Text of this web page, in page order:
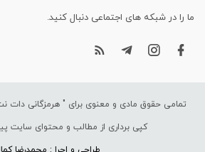
ما را در شبکه های اجتماعی دنبال کنید.
تمامی حقوق مادی و معنوی برای " هرمزگانی دات
کپی برداری از مطالب و محتوای سایت